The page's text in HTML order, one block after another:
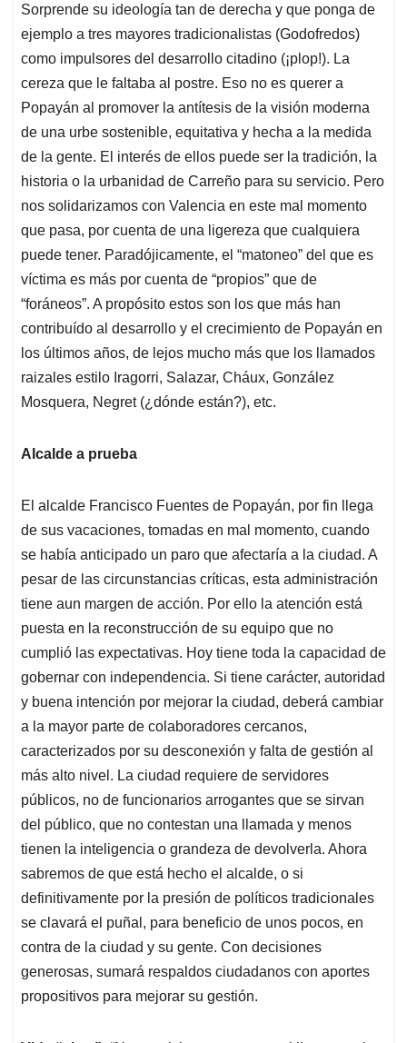
Sorprende su ideología tan de derecha y que ponga de
ejemplo a tres mayores tradicionalistas (Godofredos)
como impulsores del desarrollo citadino (¡plop!). La
cereza que le faltaba al postre. Eso no es querer a
Popayán al promover la antítesis de la visión moderna
de una urbe sostenible, equitativa y hecha a la medida
de la gente. El interés de ellos puede ser la tradición, la
historia o la urbanidad de Carreño para su servicio. Pero
nos solidarizamos con Valencia en este mal momento
que pasa, por cuenta de una ligereza que cualquiera
puede tener. Paradójicamente, el “matoneo” del que es
víctima es más por cuenta de “propios” que de
“foráneos”. A propósito estos son los que más han
contribuído al desarrollo y el crecimiento de Popayán en
los últimos años, de lejos mucho más que los llamados
raizales estilo Iragorri, Salazar, Cháux, González
Mosquera, Negret (¿dónde están?), etc.
Alcalde a prueba
El alcalde Francisco Fuentes de Popayán, por fin llega
de sus vacaciones, tomadas en mal momento, cuando
se había anticipado un paro que afectaría a la ciudad. A
pesar de las circunstancias críticas, esta administración
tiene aun margen de acción. Por ello la atención está
puesta en la reconstrucción de su equipo que no
cumplió las expectativas. Hoy tiene toda la capacidad de
gobernar con independencia. Si tiene carácter, autoridad
y buena intención por mejorar la ciudad, deberá cambiar
a la mayor parte de colaboradores cercanos,
caracterizados por su desconexión y falta de gestión al
más alto nivel. La ciudad requiere de servidores
públicos, no de funcionarios arrogantes que se sirvan
del público, que no contestan una llamada y menos
tienen la inteligencia o grandeza de devolverla. Ahora
sabremos de que está hecho el alcalde, o si
definitivamente por la presión de políticos tradicionales
se clavará el puñal, para beneficio de unos pocos, en
contra de la ciudad y su gente. Con decisiones
generosas, sumará respaldos ciudadanos con aportes
propositivos para mejorar su gestión.